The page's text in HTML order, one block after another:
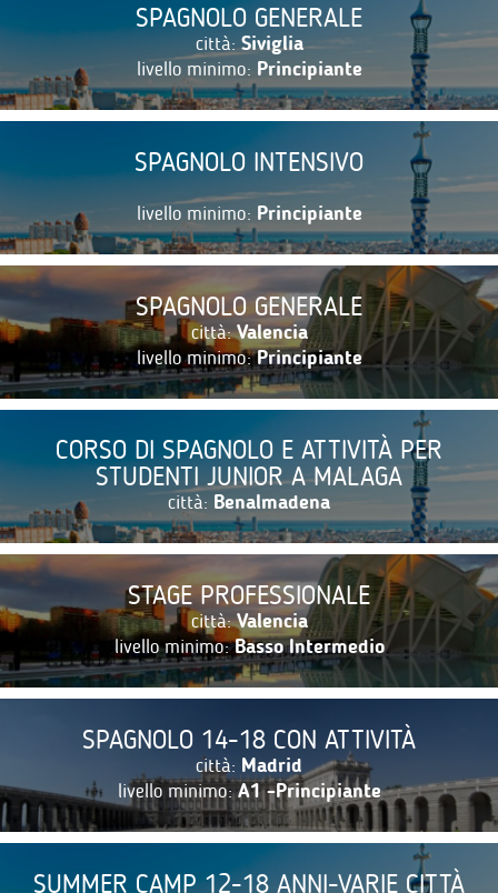
SPAGNOLO GENERALE
città:Siviglia
livello minimo: Principiante
SPAGNOLO INTENSIVO
livello minimo: Principiante
SPAGNOLO GENERALE
città:Valencia
livello minimo:Principiante
CORSO DI SPAGNOLO E ATTIVITÀ PER
STUDENTI JUNIOR A MALAGA
città: Benalmadena
STAGE PROFESSIONALE
città:Valencia
livello minimo:Basso Intermedio
SPAGNOLO 14-18 CON ATTIVITÀ
città: Madrid
livello minimo:A1 -Principiante
SUMMER CAMP 12-18 ANNI-VARIE CITTÀ